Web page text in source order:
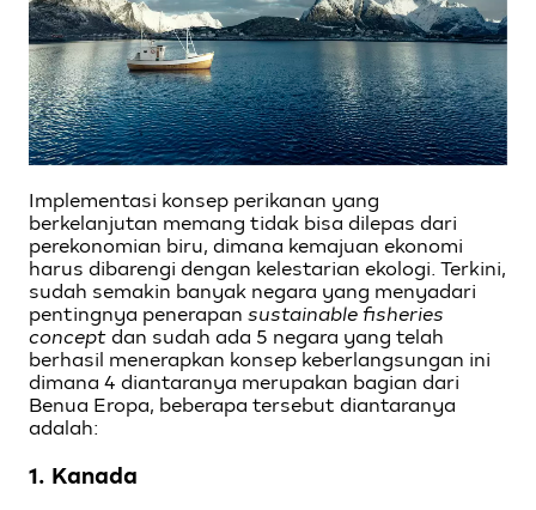
Implementasi konsep perikanan yang
berkelanjutan memang tidak bisa dilepas dari
perekonomian biru, dimana kemajuan ekonomi
harus dibarengi dengan kelestarian ekologi. Terkini,
sudah semakin banyak negara yang menyadari
pentingnya penerapan sustainable fisheries
concept dan sudah ada 5 negara yang telah
berhasil menerapkan konsep keberlangsungan ini
dimana 4 diantaranya merupakan bagian dari
Benua Eropa, beberapa tersebut diantaranya
adalah:
1. Kanada